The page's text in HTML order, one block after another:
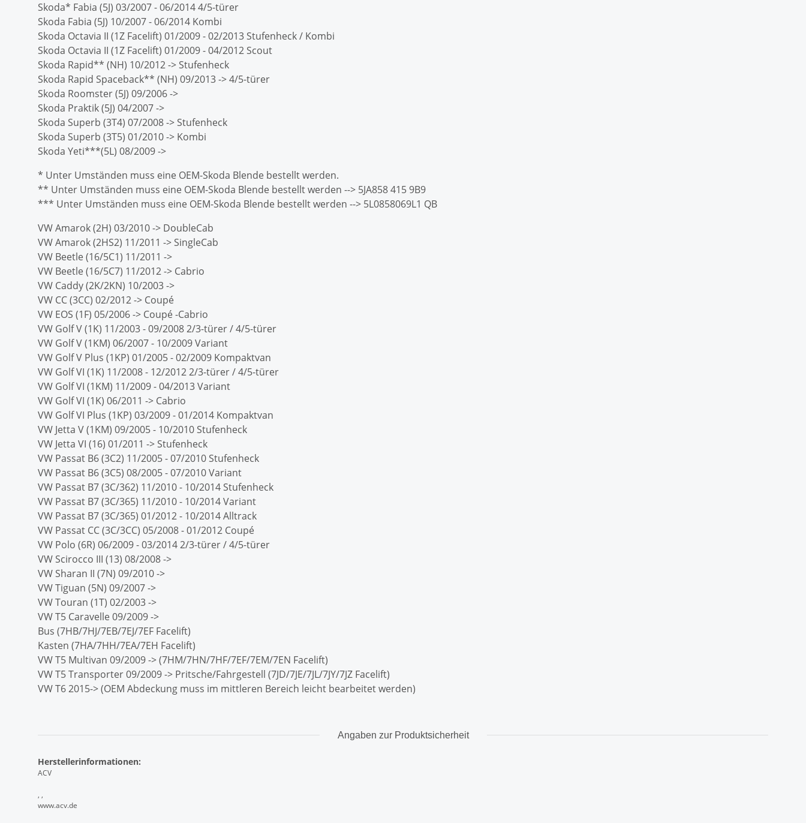
Skoda* Fabia (5J) 03/2007 - 06/2014 4/5-türer
Skoda Fabia (5J) 10/2007 - 06/2014 Kombi
Skoda Octavia II (1Z Facelift) 01/2009 - 02/2013 Stufenheck / Kombi
Skoda Octavia II (1Z Facelift) 01/2009 - 04/2012 Scout
Skoda Rapid** (NH) 10/2012 -> Stufenheck
Skoda Rapid Spaceback** (NH) 09/2013 -> 4/5-türer
Skoda Roomster (5J) 09/2006 ->
Skoda Praktik (5J) 04/2007 ->
Skoda Superb (3T4) 07/2008 -> Stufenheck
Skoda Superb (3T5) 01/2010 -> Kombi
Skoda Yeti***(5L) 08/2009 ->
* Unter Umständen muss eine OEM-Skoda Blende bestellt werden.
** Unter Umständen muss eine OEM-Skoda Blende bestellt werden --> 5JA858 415 9B9
*** Unter Umständen muss eine OEM-Skoda Blende bestellt werden --> 5L0858069L1 QB
VW Amarok (2H) 03/2010 -> DoubleCab
VW Amarok (2HS2) 11/2011 -> SingleCab
VW Beetle (16/5C1) 11/2011 ->
VW Beetle (16/5C7) 11/2012 -> Cabrio
VW Caddy (2K/2KN) 10/2003 ->
VW CC (3CC) 02/2012 -> Coupé
VW EOS (1F) 05/2006 -> Coupé -Cabrio
VW Golf V (1K) 11/2003 - 09/2008 2/3-türer / 4/5-türer
VW Golf V (1KM) 06/2007 - 10/2009 Variant
VW Golf V Plus (1KP) 01/2005 - 02/2009 Kompaktvan
VW Golf VI (1K) 11/2008 - 12/2012 2/3-türer / 4/5-türer
VW Golf VI (1KM) 11/2009 - 04/2013 Variant
VW Golf VI (1K) 06/2011 -> Cabrio
VW Golf VI Plus (1KP) 03/2009 - 01/2014 Kompaktvan
VW Jetta V (1KM) 09/2005 - 10/2010 Stufenheck
VW Jetta VI (16) 01/2011 -> Stufenheck
VW Passat B6 (3C2) 11/2005 - 07/2010 Stufenheck
VW Passat B6 (3C5) 08/2005 - 07/2010 Variant
VW Passat B7 (3C/362) 11/2010 - 10/2014 Stufenheck
VW Passat B7 (3C/365) 11/2010 - 10/2014 Variant
VW Passat B7 (3C/365) 01/2012 - 10/2014 Alltrack
VW Passat CC (3C/3CC) 05/2008 - 01/2012 Coupé
VW Polo (6R) 06/2009 - 03/2014 2/3-türer / 4/5-türer
VW Scirocco III (13) 08/2008 ->
VW Sharan II (7N) 09/2010 ->
VW Tiguan (5N) 09/2007 ->
VW Touran (1T) 02/2003 ->
VW T5 Caravelle 09/2009 ->
Bus (7HB/7HJ/7EB/7EJ/7EF Facelift)
Kasten (7HA/7HH/7EA/7EH Facelift)
VW T5 Multivan 09/2009 -> (7HM/7HN/7HF/7EF/7EM/7EN Facelift)
VW T5 Transporter 09/2009 -> Pritsche/Fahrgestell (7JD/7JE/7JL/7JY/7JZ Facelift)
VW T6 2015-> (OEM Abdeckung muss im mittleren Bereich leicht bearbeitet werden)
Angaben zur Produktsicherheit
Herstellerinformationen:
ACV
, ,
www.acv.de